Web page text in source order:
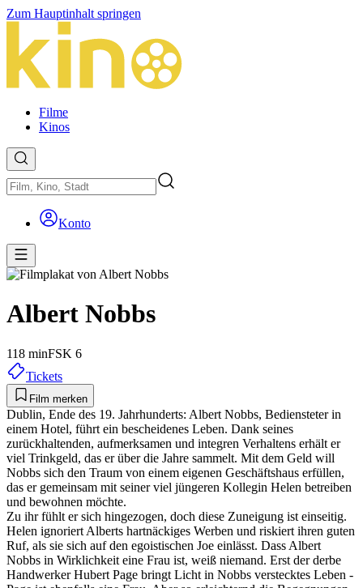
Zum Hauptinhalt springen
Filme
Kinos
Konto
Albert Nobbs
118 minFSK 6
Tickets
Film merken
Dublin, Ende des 19. Jahrhunderts: Albert Nobbs, Bediensteter in
einem Hotel, führt ein bescheidenes Leben. Dank seines
zurückhaltenden, aufmerksamen und integren Verhaltens erhält er
viel Trinkgeld, das er über die Jahre sammelt. Mit dem Geld will
Nobbs sich den Traum von einem eigenen Geschäftshaus erfüllen,
das er gemeinsam mit seiner viel jüngeren Kollegin Helen betreiben
und bewohnen möchte.
Zu ihr fühlt er sich hingezogen, doch diese Zuneigung ist einseitig.
Helen ignoriert Alberts hartnäckiges Werben und riskiert ihren guten
Ruf, als sie sich auf den egoistischen Joe einlässt. Dass Albert
Nobbs in Wirklichkeit eine Frau ist, weiß niemand. Erst der derbe
Handwerker Hubert Page bringt Licht in Nobbs verstecktes Leben -